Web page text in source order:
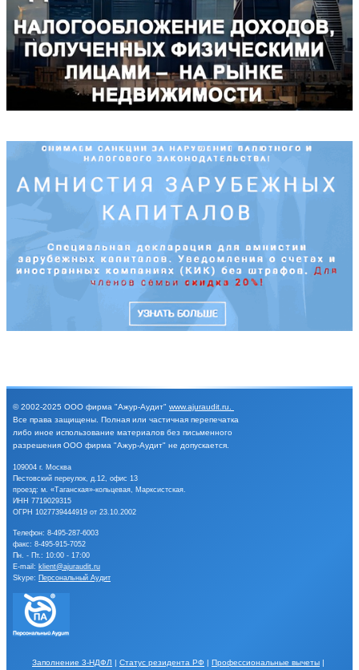
© 2002-2025 ООО фирма "Ажур-Аудит" www.ajuraudit.ru
Все права защищены. Полная или частичная перепечатка
либо иное использование материалов без письменного
разрешения ООО фирма "Ажур-Аудит" не допускается.
109004 г. Москва
Пестовский переулок, д.12, офис 13
проезд: м. «Таганская»-кольцевая, Марксистская.
ИНН 7719029315
ОГРН 1027739444919 от 23.10.2002
Телефон: 8-495-287-6003
факс: 8-495-915-7052
Пн. - Пт.: 10:00 - 17:00
E-mail: klient@ajuraudit.ru
Skype: Персональный Аудит
Заполнение 3-НДФЛ | Статус резидента РФ | Профессиональные вычеты |